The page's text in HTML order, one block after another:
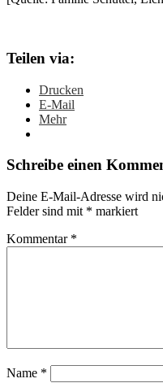
Teilen via:
Drucken
E-Mail
Mehr
Schreibe einen
Deine E-Mail-Adresse wird
Felder sind mit * markiert
Kommentar *
Name *